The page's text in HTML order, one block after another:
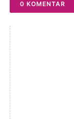
0 KOMENTAR